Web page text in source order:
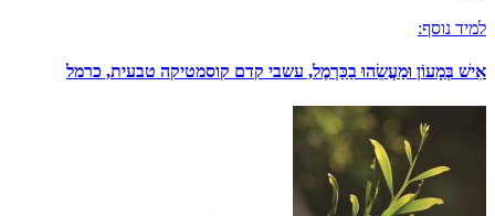
למיד נוסף:
אִישׁ בְּמָעוֹן וּמַעֲשֵׂהוּ בַכַּרְמֶל, עשבי קדם קוסמטיקה טבעית, כרמל